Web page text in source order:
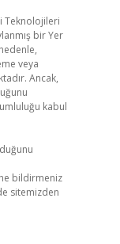
Teknolojileri
bir Yer
veya
Ancak,
kabul
bildirmeniz
sitemizden